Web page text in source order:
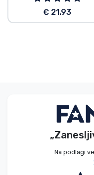
€ 21.93
Na podlagi